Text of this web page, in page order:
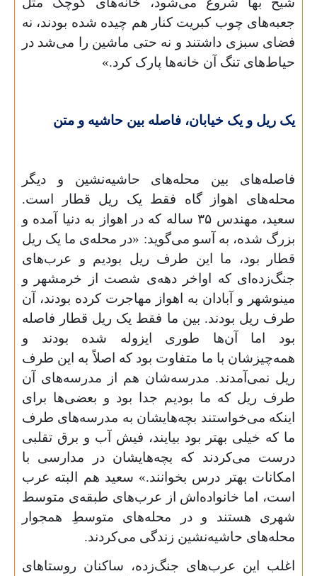
جعبه‌های چوب کبریت کنار هم چیده شده بودند، نه
فضای سبزی داشتند و نه حتی ماشین را می‌شد در
حیاط‌های تنگ آن خانه‌ها پارک کرد.»
یک ریل و یک خیابان، فاصله بین حاشیه و متن
فاصله‌های بین محله‌های حاشیه‌نشین و دیگر
محله‌های اهواز گاه فقط یک ریل قطار است.
سعید، مهندس ۳۵ ساله که در اهواز به دنیا آمده و
بزرگ شده، به آسو می‌گوید: «در محله‌‌ی ما یک ریل
قطار بود، ما این طرف ریل بودیم و عرب‌های
جنگ‌زده‌‌ای که اواخر دهه‌ی شصت از خرمشهر و
مینوشهر و آبادان به اهواز مهاجرت کرده بودند، آن
طرف ریل بودند. بین ما فقط یک ریل قطار فاصله
بود اما آن‌ها طوری ایزوله شده بودند و
همه‌چیزشان با ما متفاوت بود که اصلاً به این طرف
ریل نمی‌آمدند. مدرسه‌شان هم از مدرسه‌‌های آن
طرف ریل که ما بودیم جدا بود و بعضی‌ها برای
اینکه می‌خواستند بچه‌هایشان به مدرسه‌های طرف
ما که خیلی بهتر بود بیایند، فیش آب و برق تقلبی
درست می‌کردند که بچه‌هایشان در مدارسی با
امکانات بهتر درس بخوانند.» سعید هم البته عرب
است، اما خانواده‌اش از عرب‌های طبقه‌ی متوسط
شهری هستند و در محله‌های متوسطِ همجوار
محله‌های حاشیه‌نشین زندگی می‌کردند.
اغلب این عرب‌های جنگ‌زده، ساکنان روستاهای